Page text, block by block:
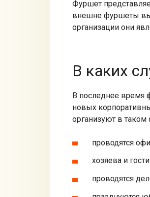
Фуршет
внешне фуршеты
организации они
В каких
В последнее время
новых
организуют в таком
проводятся
хозяева и
проводятся